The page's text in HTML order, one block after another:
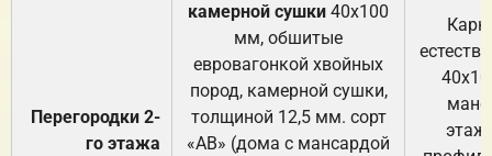
Перегородки 2-
го этажа
камерной сушки 40х100
мм, обшитые
евровагонкой хвойных
пород, камерной сушки,
толщиной 12,5 мм. сорт
«АВ» (дома с мансардой